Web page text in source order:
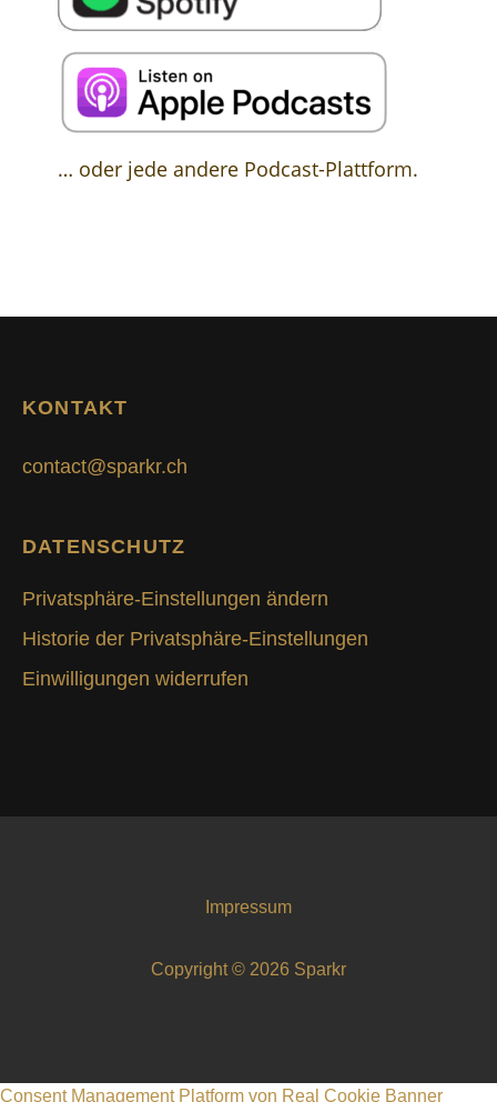
… oder jede andere Podcast-Plattform.
KONTAKT
contact@sparkr.ch
DATENSCHUTZ
Privatsphäre-Einstellungen ändern
Historie der Privatsphäre-Einstellungen
Einwilligungen widerrufen
Impressum
Copyright © 2026 Sparkr
Consent Management Platform von Real Cookie Banner